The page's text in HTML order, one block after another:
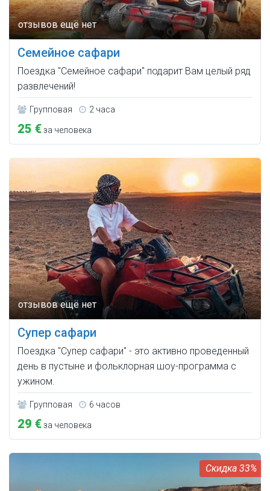
Семейное сафари
Поездка "Семейное сафари" подарит Вам целый ряд
развлечений!
Групповая 2 часа
25 €за человека
Супер сафари
Поездка "Супер сафари" - это активно проведенный
день в пустыне и фольклорная шоу-программа с
ужином.
Групповая 6 часов
29 €за человека
33%